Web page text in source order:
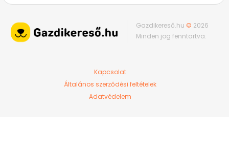
Gazdikereső.hu © 2026
Minden jog fenntartva.
Kapcsolat
Általános szerződési feltételek
Adatvédelem